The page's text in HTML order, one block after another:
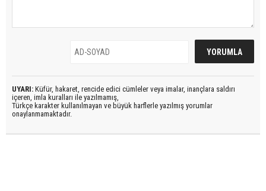
UYARI: Küfür, hakaret, rencide edici cümleler veya imalar, inançlara saldırı
içeren, imla kuralları ile yazılmamış,
Türkçe karakter kullanılmayan ve büyük harflerle yazılmış yorumlar
onaylanmamaktadır.